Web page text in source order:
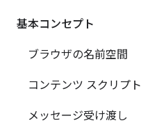
基本コンセプト
ブラウザの名前空間
コンテンツ スクリプト
メッセージ受け渡し